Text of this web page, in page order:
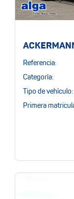
Referencia:
Categoría:
Tipo de vehículo:
Primera